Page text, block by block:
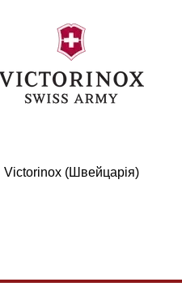
Victorinox (Швейцарія)